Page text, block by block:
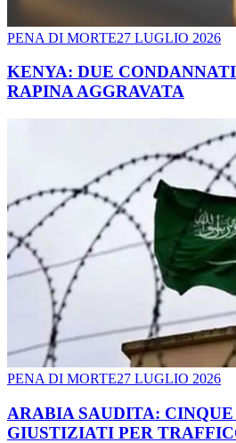
PENA DI MORTE27 LUGLIO 2026
KENYA: DUE
RAPINA AGGRAVATA
PENA DI MORTE27 LUGLIO 2026
ARABIA SAUDITA:
GIUSTIZIATI PER